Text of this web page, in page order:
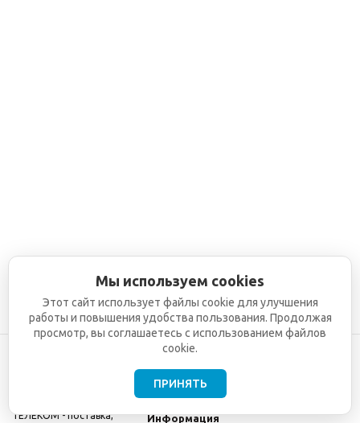
ТЕЛЕКОМ - поставка,
Информация
Мы используем cookies
Этот сайт использует файлы cookie для улучшения
работы и повышения удобства пользования. Продолжая
просмотр, вы соглашаетесь с использованием файлов
cookie.
ПРИНЯТЬ